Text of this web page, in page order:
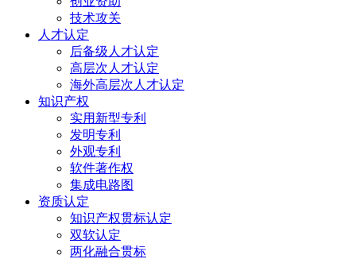
技术攻关
人才认定
后备级人才认定
高层次人才认定
海外高层次人才认定
知识产权
实用新型专利
发明专利
外观专利
软件著作权
集成电路图
资质认定
知识产权贯标认定
双软认定
两化融合贯标